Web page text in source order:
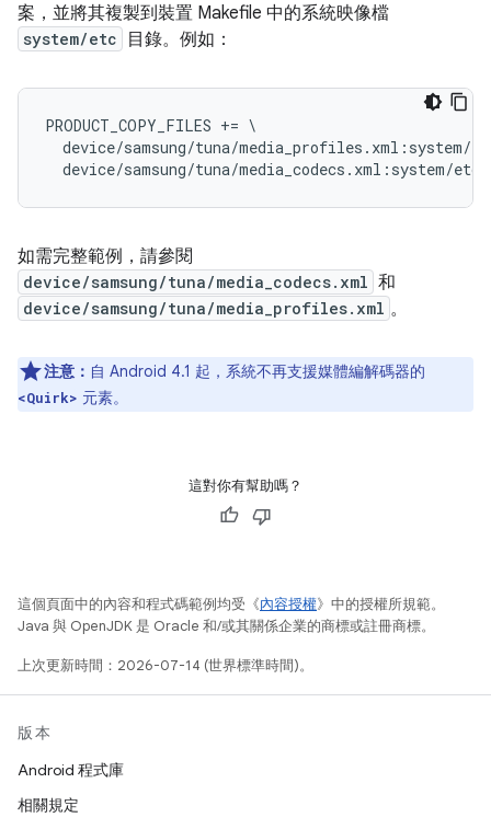
案，並將其複製到裝置 Makefile 中的系統映像檔
system/etc 目錄。例如：
PRODUCT_COPY_FILES += \
device/samsung/tuna/media_profiles.xml:system/
如需完整範例，請參閱
device/samsung/tuna/media_codecs.xml 和
device/samsung/tuna/media_profiles.xml 。
注意： 自 Android 4.1 起，系統不再支援媒體編解碼器的
<Quirk> 元素。
這對你有幫助嗎？
這個頁面中的內容和程式碼範例均受《內容授權》中的授權所規範。
Java 與 OpenJDK 是 Oracle 和/或其關係企業的商標或註冊商標。
上次更新時間：2026-07-14 (世界標準時間)。
版本
Android 程式庫
相關規定